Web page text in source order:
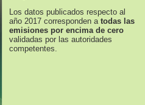
Los datos publicados respecto al
año 2017 corresponden atodas las
emisiones por encima de cero
validadas por las autoridades
competentes.